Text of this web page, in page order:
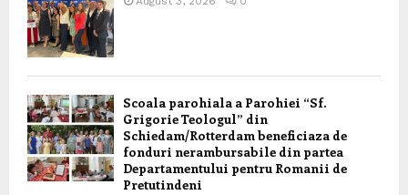
Scoala parohiala a Parohiei “Sf.
Grigorie Teologul” din
Schiedam/Rotterdam beneficiaza de
fonduri nerambursabile din partea
Departamentului pentru Romanii de
Pretutindeni